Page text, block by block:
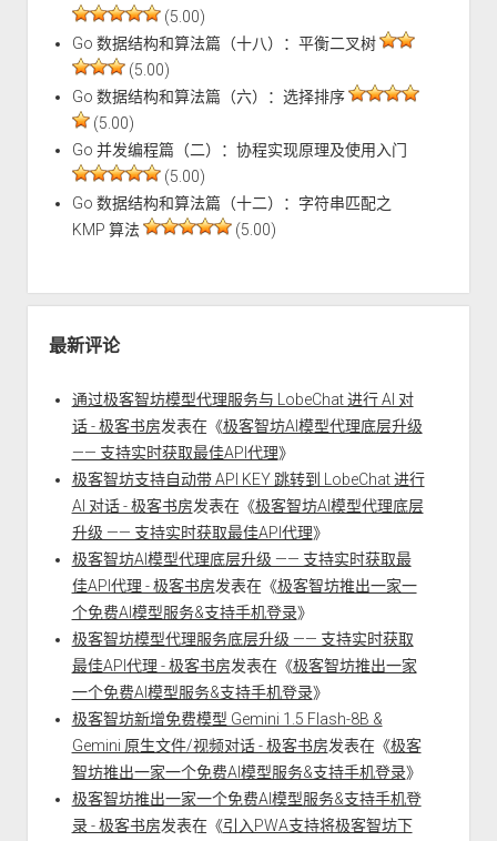
(5.00)
Go 数据结构和算法篇（十八）：平衡二叉树
(5.00)
Go 数据结构和算法篇（六）：选择排序
(5.00)
Go 并发编程篇（二）：协程实现原理及使用入门
(5.00)
Go 数据结构和算法篇（十二）：字符串匹配之
KMP 算法
(5.00)
最新评论
通过极客智坊模型代理服务与 LobeChat 进行 AI 对
话 - 极客书房发表在《极客智坊AI模型代理底层升级
—— 支持实时获取最佳API代理》
极客智坊支持自动带 API KEY 跳转到 LobeChat 进行
AI 对话 - 极客书房发表在《极客智坊AI模型代理底层
升级 —— 支持实时获取最佳API代理》
极客智坊AI模型代理底层升级 —— 支持实时获取最
佳API代理 - 极客书房发表在《极客智坊推出一家一
个免费AI模型服务&支持手机登录》
极客智坊模型代理服务底层升级 —— 支持实时获取
最佳API代理 - 极客书房发表在《极客智坊推出一家
一个免费AI模型服务&支持手机登录》
极客智坊新增免费模型 Gemini 1.5 Flash-8B &
Gemini 原生文件/视频对话 - 极客书房发表在《极客
智坊推出一家一个免费AI模型服务&支持手机登录》
极客智坊推出一家一个免费AI模型服务&支持手机登
录 - 极客书房发表在《引入PWA支持将极客智坊下